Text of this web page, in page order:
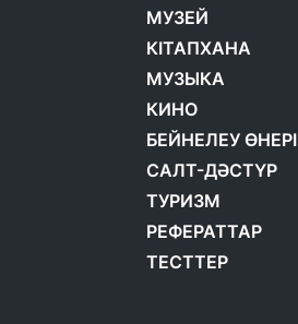
МУЗЕЙ
КІТАПХАНА
МУЗЫКА
КИНО
БЕЙНЕЛЕУ ӨНЕРІ
САЛТ-ДӘСТҮР
ТУРИЗМ
РЕФЕРАТТАР
ТЕСТТЕР